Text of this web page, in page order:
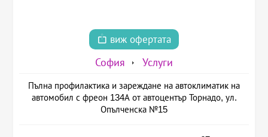
виж офертата
София Услуги
Пълна профилактика и зареждане на автоклиматик на
автомобил с фреон 134А от автоцентър Торнадо, ул.
Опълченска №15